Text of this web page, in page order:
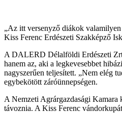
„Az itt versenyző diákok
Kiss Ferenc Erdészeti Szakképző
A DALERD Délalföldi Erdészeti
hanem az, aki a legkevesebbet
nagyszerűen teljesített. „Nem elég
egybekötött záróünnepségen.
A Nemzeti Agrárgazdasági Kamara
távoznia. A Kiss Ferenc